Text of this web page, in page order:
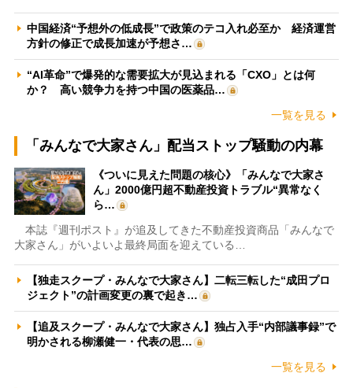
中国経済“予想外の低成長”で政策のテコ入れ必至か 経済運営
方針の修正で成長加速が予想さ…
“AI革命”で爆発的な需要拡大が見込まれる「CXO」とは何
か？ 高い競争力を持つ中国の医薬品…
一覧を見る
「みんなで大家さん」配当ストップ騒動の内幕
《ついに見えた問題の核心》「みんなで大家さ
ん」2000億円超不動産投資トラブル“異常なく
ら…
本誌『週刊ポスト』が追及してきた不動産投資商品「みんなで
大家さん」がいよいよ最終局面を迎えている…
【独走スクープ・みんなで大家さん】二転三転した“成田プロ
ジェクト”の計画変更の裏で起き…
【追及スクープ・みんなで大家さん】独占入手“内部議事録”で
明かされる柳瀬健一・代表の思…
一覧を見る